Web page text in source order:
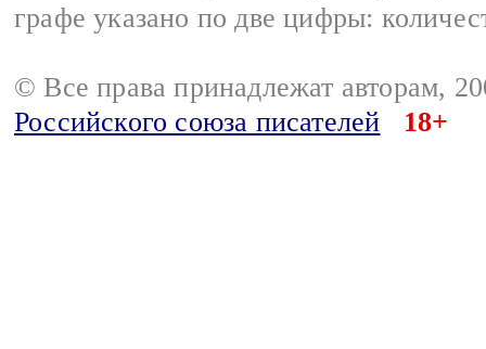
графе указано по две цифры:
© Все права принадлежат авторам,
Российского союза писателей
18+